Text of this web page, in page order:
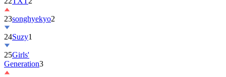
23songhyekyo2
24Suzy1
25Girls'
Generation3